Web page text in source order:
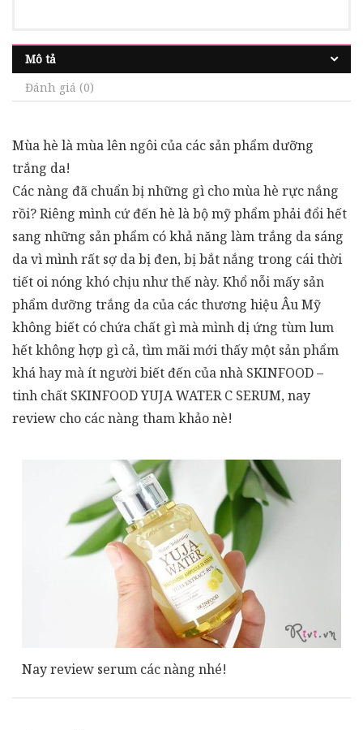
Mô tả
Đánh giá (0)
Mùa hè là mùa lên ngôi của các sản phẩm dưỡng
trắng da!
Các nàng đã chuẩn bị những gì cho mùa hè rực nắng
rồi? Riêng mình cứ đến hè là bộ mỹ phẩm phải đổi hết
sang những sản phẩm có khả năng làm trắng da sáng
da vì mình rất sợ da bị đen, bị bắt nắng trong cái thời
tiết oi nóng khó chịu như thế này. Khổ nỗi mấy sản
phẩm dưỡng trắng da của các thương hiệu Âu Mỹ
không biết có chứa chất gì mà mình dị ứng tùm lum
hết không hợp gì cả, tìm mãi mới thấy một sản phẩm
khá hay mà ít người biết đến của nhà SKINFOOD –
tinh chất SKINFOOD YUJA WATER C SERUM, nay
review cho các nàng tham khảo nè!
Nay review serum các nàng nhé!